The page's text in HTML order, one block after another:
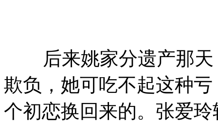
后来姚家分遗产那天
欺负，她可吃不起这种
个初恋换回来的。张爱